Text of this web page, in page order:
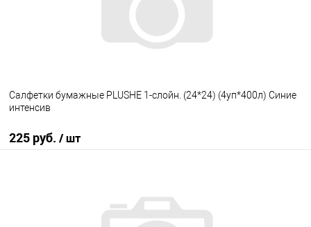
Салфетки бумажные PLUSHE 1-слойн. (24*24) (4уп*400л) Синие
интенсив
225 руб. / шт
В наличии